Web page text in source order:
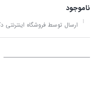
ناموجود
ارسال توسط فروشگاه اینترنتی